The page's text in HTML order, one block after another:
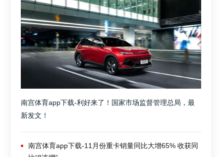
南宫体育app下载-利好来了！国家市场监督管理总局，最
新发文！
南宫体育app下载-11月份重卡销量同比大增65% 收获同